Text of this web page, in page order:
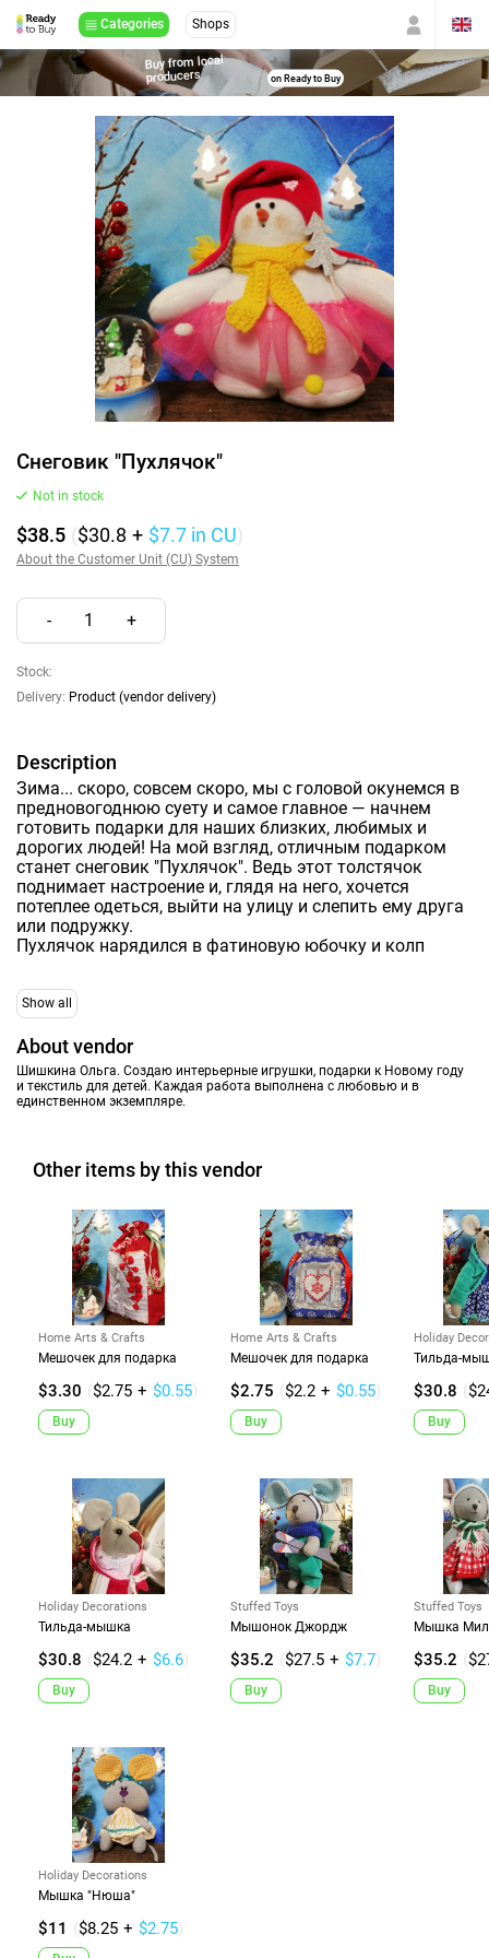
Categories Shops
Buy from local
producers on Ready to Buy
Снеговик "Пухлячок"
Not in stock
$38.5 ($30.8 + $7.7 in CU)
About the Customer Unit (CU) System
- 1 +
Stock:
Delivery: Product (vendor delivery)
Description
Зима... скоро, совсем скоро, мы с головой окунемся в
предновогоднюю суету и самое главное — начнем
готовить подарки для наших близких, любимых и
дорогих людей! На мой взгляд, отличным подарком
станет снеговик "Пухлячок". Ведь этот толстячок
поднимает настроение и, глядя на него, хочется
потеплее одеться, выйти на улицу и слепить ему друга
или подружку.
Пухлячок нарядился в фатиновую юбочку и колп
Show all
About vendor
Шишкина Ольга. Создаю интерьерные игрушки, подарки к Новому году
и текстиль для детей. Каждая работа выполнена с любовью и в
единственном экземпляре.
Other items by this vendor
Home Arts & Crafts
Мешочек для подарка
$3.30 ($2.75 + $0.55)
Buy
Home Arts & Crafts
Мешочек для подарка
$2.75 ($2.2 + $0.55)
Buy
Holiday
Тильда-
$30.8 (
Buy
Holiday Decorations
Тильда-мышка
$30.8 ($24.2 + $6.6)
Buy
Stuffed Toys
Мышонок Джордж
$35.2 ($27.5 + $7.7)
Buy
Stuffed Toys
Мышка
$35.2 (
Buy
Holiday Decorations
Мышка "Нюша"
$11 ($8.25 + $2.75)